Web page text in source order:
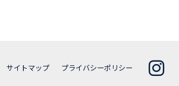
サイトマップ プライバシーポリシー